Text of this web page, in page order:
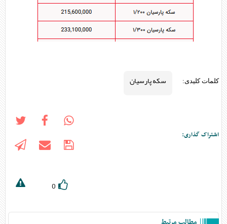
کلمات کلیدی: سکه پارسیان
اشتراک گذاری:
0